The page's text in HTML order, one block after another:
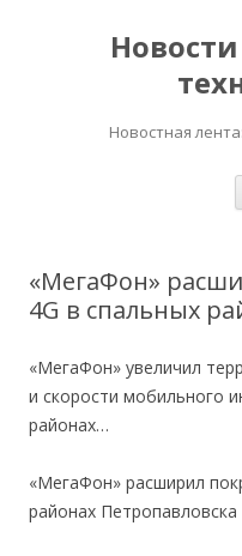
Новостная
«МегаФон»
4G в спальных
«МегаФон» увеличил
и скорости мобильного
районах…
«МегаФон» расширил
районах Петропавловска